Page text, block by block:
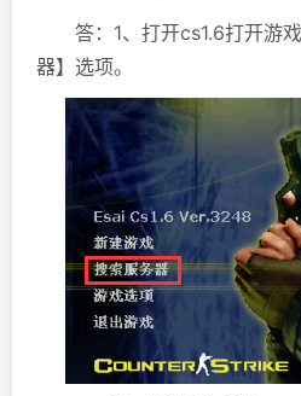
答：1、打开cs1.6打开游戏
器】选项。